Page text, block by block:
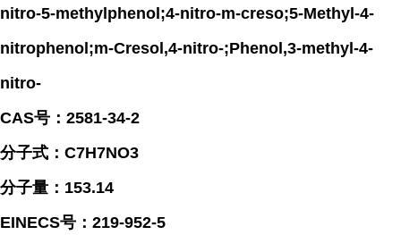
nitro-5-methylphenol;4-nitro-m-creso;5-Methyl-4-
nitrophenol;m-Cresol,4-nitro-;Phenol,3-methyl-4-
nitro-
CAS号：2581-34-2
分子式：C7H7NO3
分子量：153.14
EINECS号：219-952-5